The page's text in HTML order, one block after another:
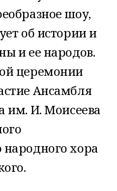
шоу,
об истории и
и ее народов.
церемонии
Ансамбля
им. И. Моисеева
хора